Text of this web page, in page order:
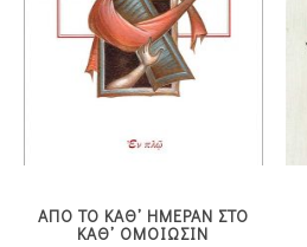
ΑΠΟ ΤΟ ΚΑΘ᾿ ΗΜΕΡΑΝ ΣΤΟ
ΚΑΘ᾿ ΟΜΟΙΩΣΙΝ